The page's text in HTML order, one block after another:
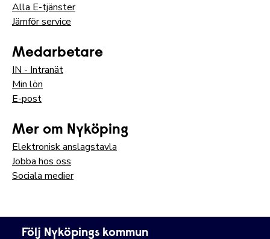
Alla E-tjänster
Jämför service
Medarbetare
IN - Intranät
Min lön
E-post
Mer om Nyköping
Elektronisk anslagstavla
Jobba hos oss
Sociala medier
Följ Nyköpings kommun